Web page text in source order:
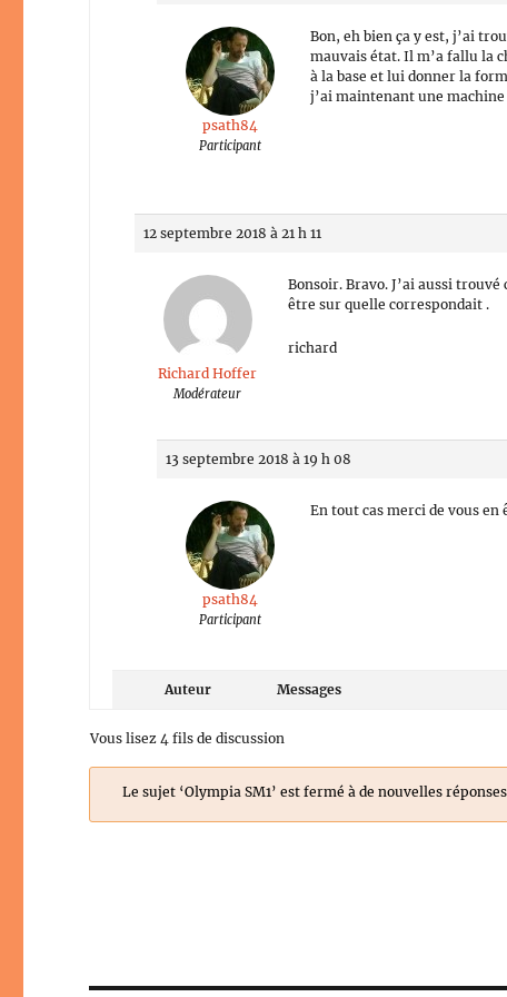
psath84
Participant
Bon, eh bien ça y est, j’ai
mauvais état. Il m’a fallu la
à la base et lui donner la
j’ai maintenant une
12 septembre 2018 à 21 h 11
Richard Hoffer
Modérateur
Bonsoir. Bravo. J’ai aussi
être sur quelle correspondait .
richard
13 septembre 2018 à 19 h 08
psath84
Participant
En tout cas merci de vous en
Auteur Messages
Vous lisez 4 fils de discussion
Le sujet ‘Olympia SM1’ est fermé à de nouvelles